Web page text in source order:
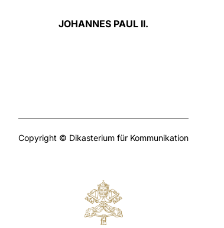
JOHANNES PAUL II.
Copyright © Dikasterium für Kommunikation